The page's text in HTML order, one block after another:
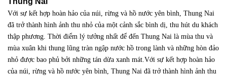
Với sự kết hợp hoàn hảo của núi, rừng và hồ nước yên bình, Thung Nai
đã trở thành hình ảnh thu nhỏ của một cảnh sắc bình dị, thu hút du khách
thập phương. Thời điểm lý tưởng nhất để đến Thung Nai là mùa thu và
mùa xuân khi thung lũng tràn ngập nước hồ trong lành và những hòn đảo
nhỏ được bao phủ bởi những tán dừa xanh mát.Với sự kết hợp hoàn hảo
của núi, rừng và hồ nước yên bình, Thung Nai đã trở thành hình ảnh thu